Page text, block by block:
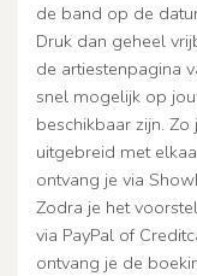
de band op de
Druk dan geheel
de artiestenpagina
snel mogelijk op
beschikbaar zijn.
uitgebreid met
ontvang je via
Zodra je het
via PayPal of
ontvang je de